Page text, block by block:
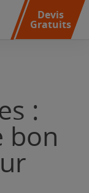
Devis
Gratuits
:
bon